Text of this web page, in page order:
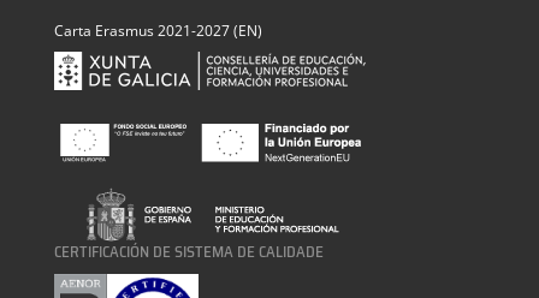
Carta Erasmus 2021-2027 (EN)
CERTIFICACIÓN DE SISTEMA DE CALIDADE